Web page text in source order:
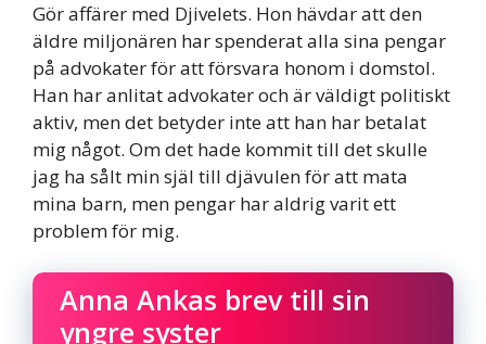
Gör affärer med Djivelets. Hon hävdar att den
äldre miljonären har spenderat alla sina pengar
på advokater för att försvara honom i domstol.
Han har anlitat advokater och är väldigt politiskt
aktiv, men det betyder inte att han har betalat
mig något. Om det hade kommit till det skulle
jag ha sålt min själ till djävulen för att mata
mina barn, men pengar har aldrig varit ett
problem för mig.
Anna Ankas brev till sin
yngre syster